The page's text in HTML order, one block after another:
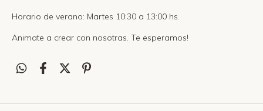
Horario de verano: Martes 10:30 a 13:00 hs.
Animate a crear con nosotras. Te esperamos!